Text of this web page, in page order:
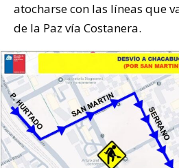
atocharse con las líneas que
de la Paz vía Costanera.